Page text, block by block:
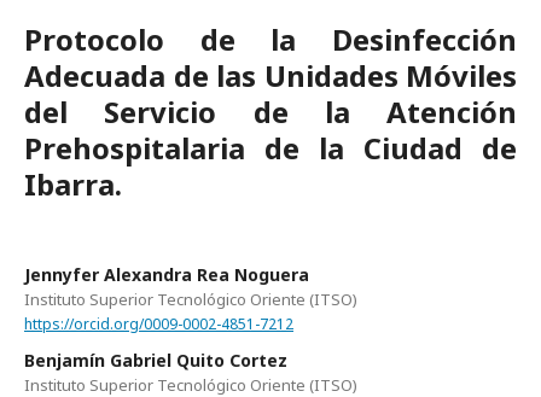
Protocolo de la Desinfección
Adecuada de las Unidades Móviles
del Servicio de la Atención
Prehospitalaria de la Ciudad de
Ibarra.
Jennyfer Alexandra Rea Noguera
Instituto Superior Tecnológico Oriente (ITSO)
https://orcid.org/0009-0002-4851-7212
Benjamín Gabriel Quito Cortez
Instituto Superior Tecnológico Oriente (ITSO)